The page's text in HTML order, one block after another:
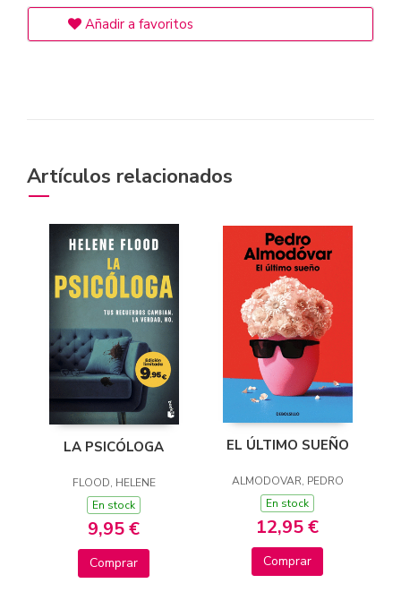
Añadir a favoritos
Artículos relacionados
LA PSICÓLOGA
FLOOD, HELENE
En stock
9,95 €
Comprar
EL ÚLTIMO SUEÑO
ALMODOVAR, PEDRO
En stock
12,95 €
Comprar